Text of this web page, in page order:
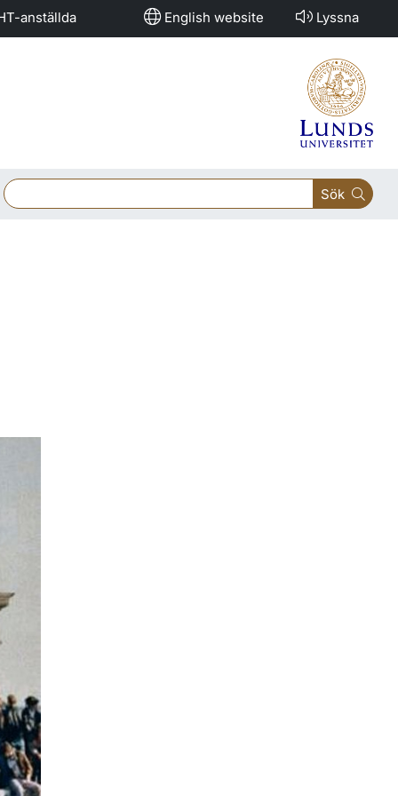
anställda English website Lyssna
Sök